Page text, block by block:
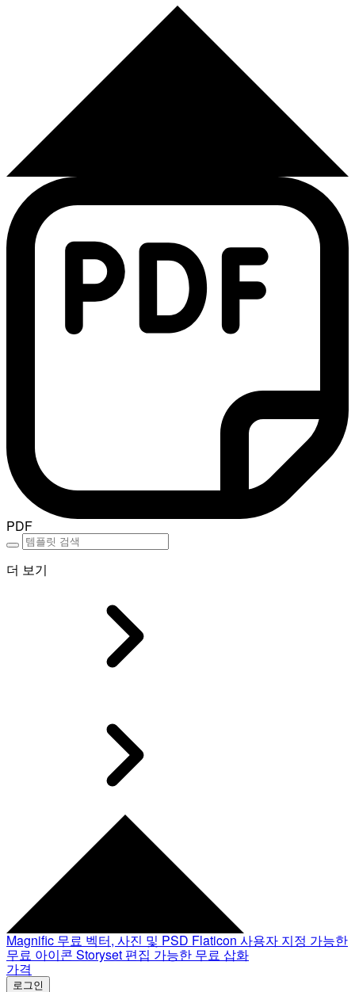
PDF
더 보기
Magnific 무료 벡터, 사진 및 PSD Flaticon 사용자 지정 가능한
무료 아이콘 Storyset 편집 가능한 무료 삽화
가격
로그인